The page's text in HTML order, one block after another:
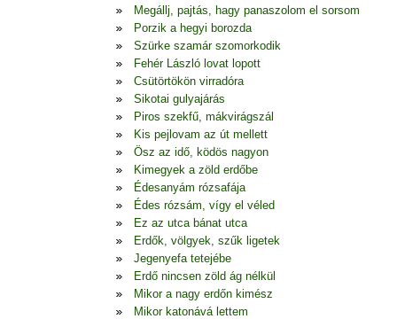
Megállj, pajtás, hagy panaszolom el sorsom
Porzik a hegyi borozda
Szürke szamár szomorkodik
Fehér László lovat lopott
Csütörtökön virradóra
Sikotai gulyajárás
Piros szekfű, mákvirágszál
Kis pejlovam az út mellett
Ösz az idő, ködös nagyon
Kimegyek a zöld erdőbe
Édesanyám rózsafája
Édes rózsám, vígy el véled
Ez az utca bánat utca
Erdők, völgyek, szűk ligetek
Jegenyefa tetejébe
Erdő nincsen zöld ág nélkül
Mikor a nagy erdőn kimész
Mikor katonává lettem